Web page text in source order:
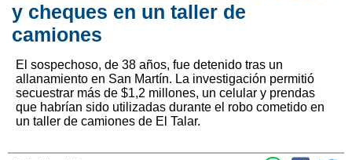
y cheques en un taller de
camiones
El sospechoso, de 38 años, fue detenido tras un
allanamiento en San Martín. La investigación permitió
secuestrar más de $1,2 millones, un celular y prendas
que habrían sido utilizadas durante el robo cometido en
un taller de camiones de El Talar.